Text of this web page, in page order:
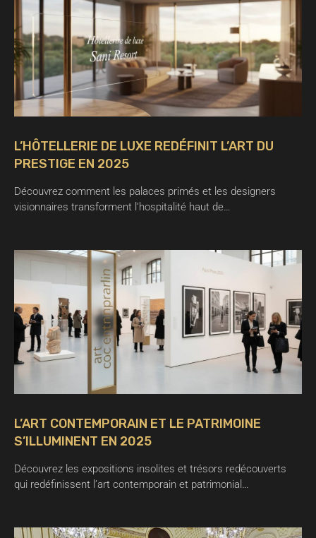
L’HÔTELLERIE DE LUXE REDÉFINIT L’ART DU
PRESTIGE EN 2025
Découvrez comment les palaces primés et les designers
visionnaires transforment l’hospitalité haut de…
L’ART CONTEMPORAIN ET LE PATRIMOINE
S’ILLUMINENT EN 2025
Découvrez les expositions insolites et trésors redécouverts
qui redéfinissent l’art contemporain et patrimonial…